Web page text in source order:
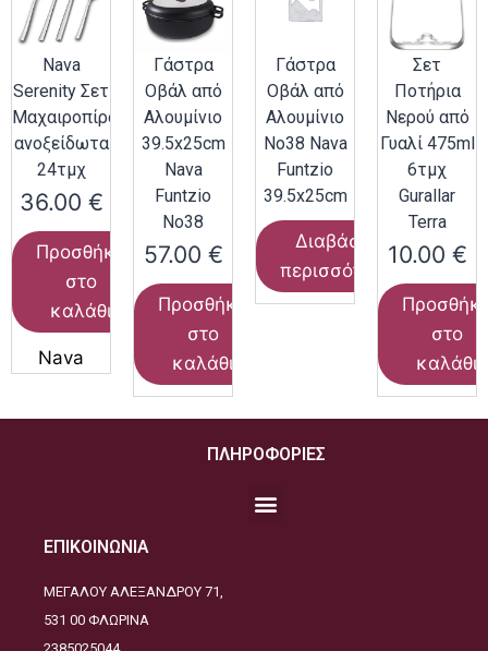
Nava
Serenity Σετ
Μαχαιροπίρουνα
ανοξείδωτα
24τμχ
36.00 €
Προσθήκη
στο
καλάθι
Nava
Γάστρα
Οβάλ από
Αλουμίνιο
39.5x25cm
Nava
Funtzio
Νο38
57.00 €
Προσθήκη
στο
καλάθι
Γάστρα
Οβάλ από
Αλουμίνιο
Νο38 Nava
Funtzio
39.5x25cm
Διαβάστε
περισσότερα
Σετ
Ποτήρια
Νερού από
Γυαλί 475ml
6τμχ
Gurallar
Terra
10.00 €
στο
καλάθι
ΠΛΗΡΟΦΟΡΙΕΣ
ΕΠΙΚΟΙΝΩΝΙΑ
ΜΕΓΑΛΟΥ ΑΛΕΞΑΝΔΡΟΥ 71,
531 00 ΦΛΩΡΙΝΑ